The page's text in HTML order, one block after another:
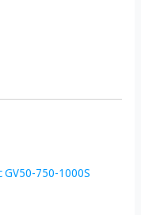
GV50-750-1000S